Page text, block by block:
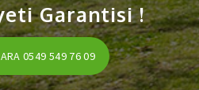
Garantisi !
0549 549 76 09